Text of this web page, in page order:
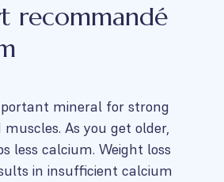
recommandé
mineral for strong
As you get older,
less calcium. Weight loss
in insufficient calcium